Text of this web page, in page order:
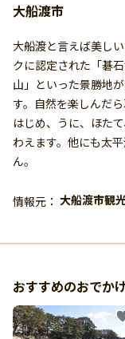
大船渡市
大船渡と言えば美し
クに認定された「碁
山」といった景勝地
す。自然を楽しんだ
はじめ、うに、ほた
わえます。他にも太
ん。
情報元： 大船渡市観
おすすめのおでか